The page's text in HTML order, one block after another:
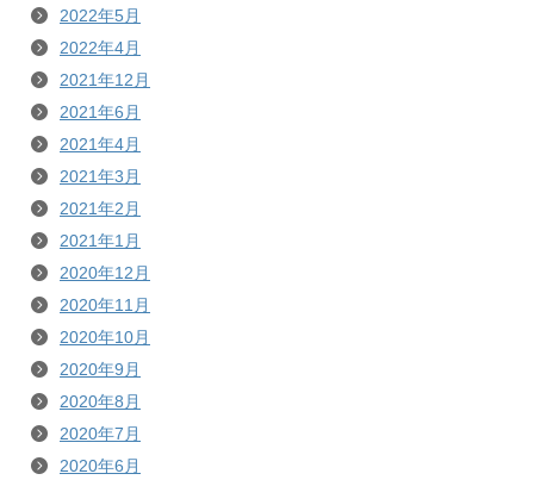
2022年5月
2022年4月
2021年12月
2021年6月
2021年4月
2021年3月
2021年2月
2021年1月
2020年12月
2020年11月
2020年10月
2020年9月
2020年8月
2020年7月
2020年6月